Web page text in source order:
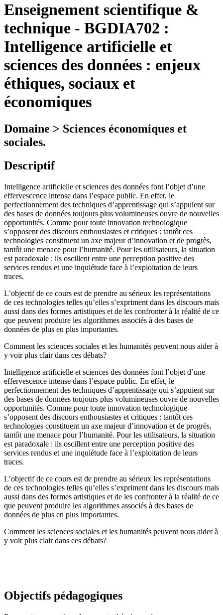
Enseignement scientifique &
technique - BGDIA702 :
Intelligence artificielle et
sciences des données : enjeux
éthiques, sociaux et
économiques
Domaine > Sciences économiques et
sociales.
Descriptif
Intelligence artificielle et sciences des données font l’objet d’une
effervescence intense dans l’espace public. En effet, le
perfectionnement des techniques d’apprentissage qui s’appuient sur
des bases de données toujours plus volumineuses ouvre de nouvelles
opportunités. Comme pour toute innovation technologique
s’opposent des discours enthousiastes et critiques : tantôt ces
technologies constituent un axe majeur d’innovation et de progrès,
tantôt une menace pour l’humanité. Pour les utilisateurs, la situation
est paradoxale : ils oscillent entre une perception positive des
services rendus et une inquiétude face à l’exploitation de leurs
traces.
L’objectif de ce cours est de prendre au sérieux les représentations
de ces technologies telles qu’elles s’expriment dans les discours mais
aussi dans des formes artistiques et de les confronter à la réalité de ce
que peuvent produire les algorithmes associés à des bases de
données de plus en plus importantes.
Comment les sciences sociales et les humanités peuvent nous aider à
y voir plus clair dans ces débats?
Intelligence artificielle et sciences des données font l’objet d’une
effervescence intense dans l’espace public. En effet, le
perfectionnement des techniques d’apprentissage qui s’appuient sur
des bases de données toujours plus volumineuses ouvre de nouvelles
opportunités. Comme pour toute innovation technologique
s’opposent des discours enthousiastes et critiques : tantôt ces
technologies constituent un axe majeur d’innovation et de progrès,
tantôt une menace pour l’humanité. Pour les utilisateurs, la situation
est paradoxale : ils oscillent entre une perception positive des
services rendus et une inquiétude face à l’exploitation de leurs
traces.
L’objectif de ce cours est de prendre au sérieux les représentations
de ces technologies telles qu’elles s’expriment dans les discours mais
aussi dans des formes artistiques et de les confronter à la réalité de ce
que peuvent produire les algorithmes associés à des bases de
données de plus en plus importantes.
Comment les sciences sociales et les humanités peuvent nous aider à
y voir plus clair dans ces débats?
Objectifs pédagogiques